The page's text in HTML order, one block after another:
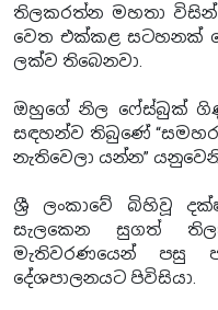
තිලකරත්න මහතා විසින්
වෙත එක්කළ සටහනක්
ලක්ව තිබෙනවා.
ඔහුගේ නිල ෆේස්බුක්
සඳහන්ව තිබුණේ
නැතිවෙලා යන්න”
ශ්‍රී ලංකාවේ බිහිවූ
සැලකෙන සුගත්
මැතිවරණයෙන් පසු
දේශපාලනයට පිවිසියා.